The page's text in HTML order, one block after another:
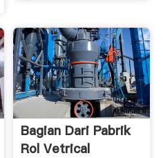
Bagian Dari Pabrik
Rol Vetrical